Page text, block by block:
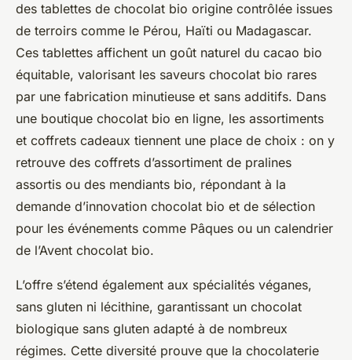
des tablettes de chocolat bio origine contrôlée issues
de terroirs comme le Pérou, Haïti ou Madagascar.
Ces tablettes affichent un goût naturel du cacao bio
équitable, valorisant les saveurs chocolat bio rares
par une fabrication minutieuse et sans additifs. Dans
une boutique chocolat bio en ligne, les assortiments
et coffrets cadeaux tiennent une place de choix : on y
retrouve des coffrets d’assortiment de pralines
assortis ou des mendiants bio, répondant à la
demande d’innovation chocolat bio et de sélection
pour les événements comme Pâques ou un calendrier
de l’Avent chocolat bio.
L’offre s’étend également aux spécialités véganes,
sans gluten ni lécithine, garantissant un chocolat
biologique sans gluten adapté à de nombreux
régimes. Cette diversité prouve que la chocolaterie